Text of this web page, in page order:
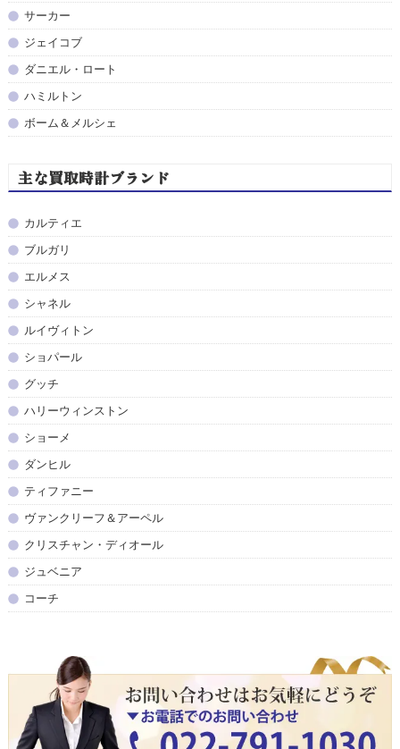
サーカー
ジェイコブ
ダニエル・ロート
ハミルトン
ボーム＆メルシェ
主な買取時計ブランド
カルティエ
ブルガリ
エルメス
シャネル
ルイヴィトン
ショパール
グッチ
ハリーウィンストン
ショーメ
ダンヒル
ティファニー
ヴァンクリーフ＆アーペル
クリスチャン・ディオール
ジュベニア
コーチ